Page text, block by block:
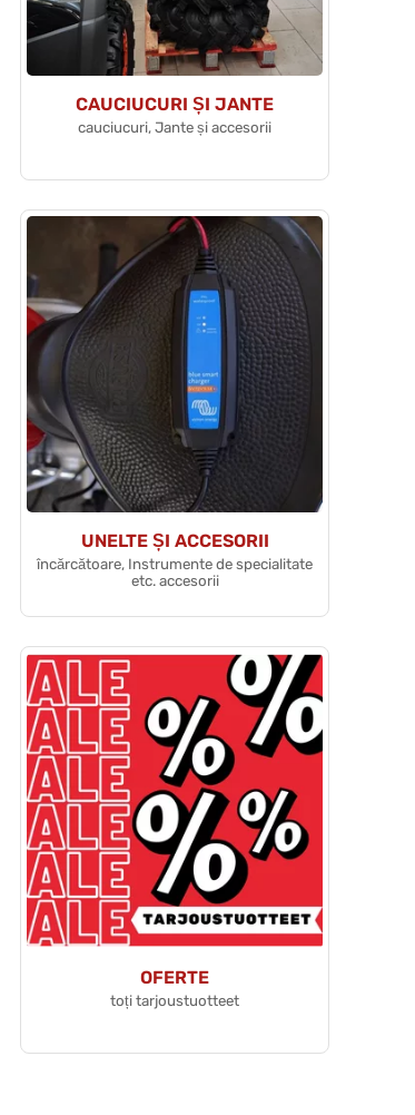
CAUCIUCURI ȘI JANTE
cauciucuri, Jante și accesorii
UNELTE ȘI ACCESORII
încărcătoare, Instrumente de specialitate
etc. accesorii
OFERTE
toți tarjoustuotteet